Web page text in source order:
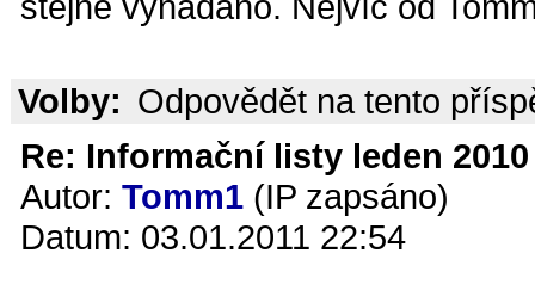
Volby: Odpovědět na tento
Re: Informační listy leden
Autor: Tomm1 (IP zapsáno)
Datum: 03.01.2011 22:54